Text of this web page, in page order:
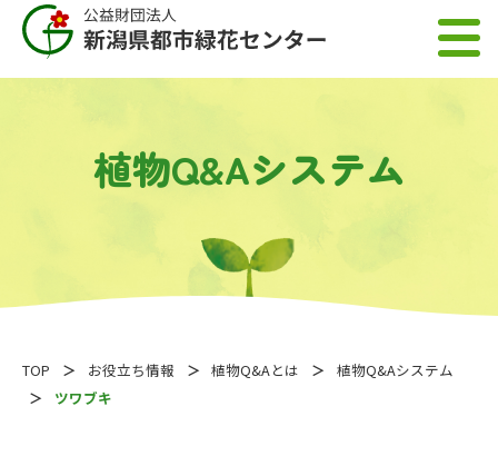
植物Q&Aシステム
TOP お役立ち情報 植物Q&Aとは
植物Q&Aシステム
ツワブキ